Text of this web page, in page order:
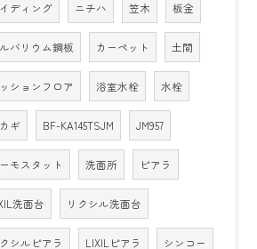
ディング ニチハ 笠木 板金
バリウム鋼板 カーペット 土間
ションフロア 浴室水栓 水栓
ギ BF-KA145TSJM JM957
モスタット 洗面所 ピアラ
洗面台 リクシル洗面台
シルピアラ LIXILピアラ シンコー